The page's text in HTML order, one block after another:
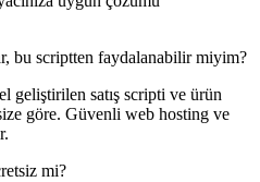
bu scriptten faydalanabilir miyim?
geliştirilen satış scripti ve ürün
göre. Güvenli web hosting ve
mi?